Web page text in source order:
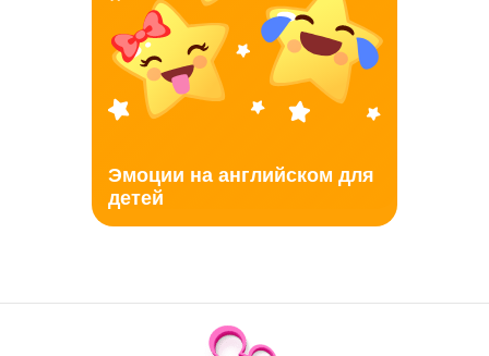
Эмоции на английском для
детей